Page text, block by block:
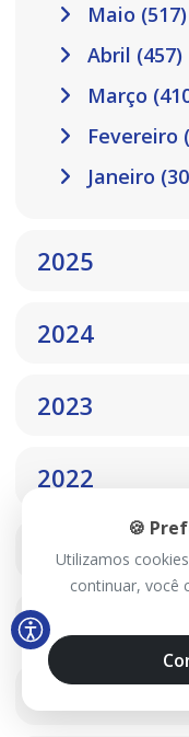
Maio (517)
Abril (457)
Março
Fevereiro
Janeiro
2025
2024
2023
2022
2021
2020
2019
🍪
Utilizamos
continuar, você